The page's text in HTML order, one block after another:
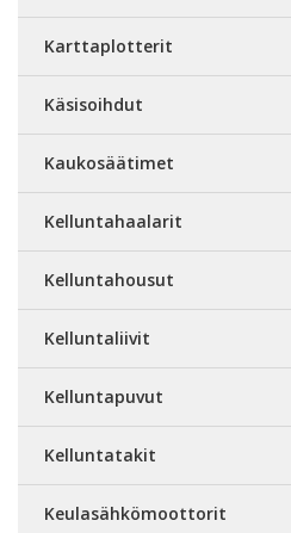
Karttaplotterit
Käsisoihdut
Kaukosäätimet
Kelluntahaalarit
Kelluntahousut
Kelluntaliivit
Kelluntapuvut
Kelluntatakit
Keulasähkömoottorit